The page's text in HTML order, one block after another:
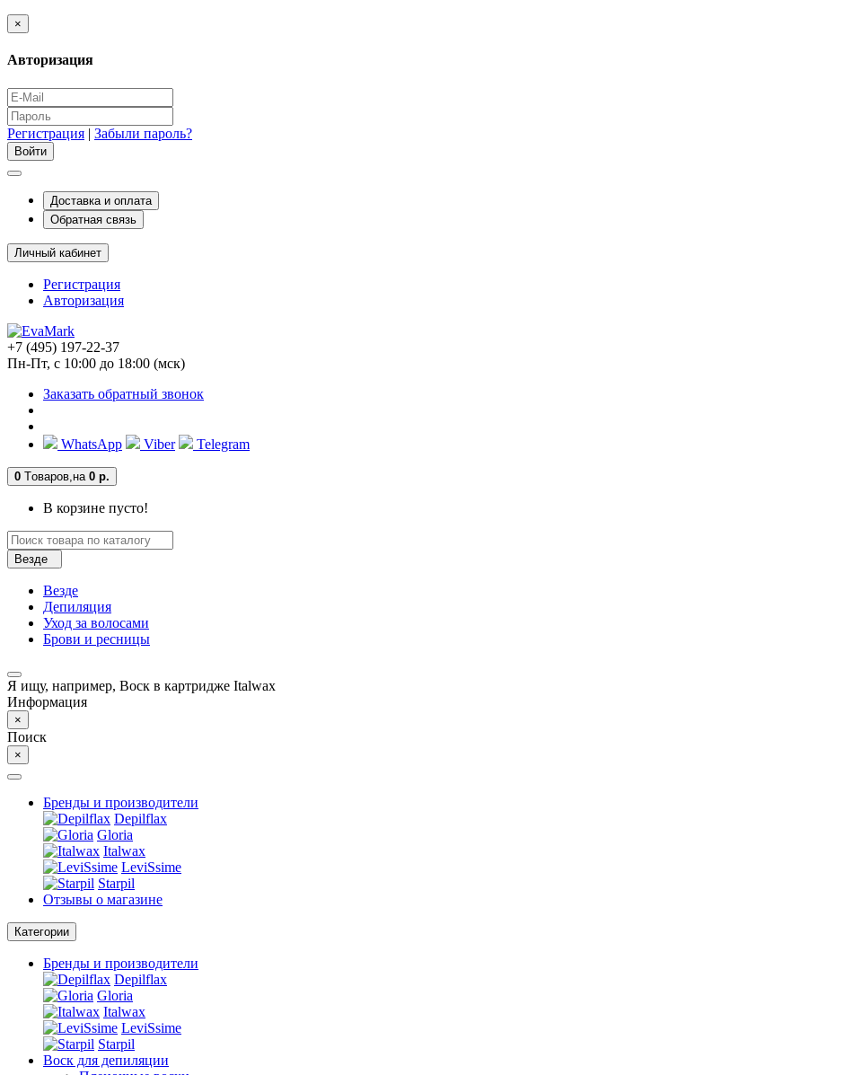
×
Авторизация
Регистрация | Забыли пароль?
Доставка и оплата
Обратная связь
Личный кабинет
Регистрация
Авторизация
+7 (495) 197-22-37
Пн-Пт, с 10:00 до 18:00 (мск)
Заказать обратный звонок
WhatsApp Viber Telegram
0 Tоваров, на 0 р.
В корзине пусто!
Везде
Везде
Депиляция
Уход за волосами
Брови и ресницы
Я ищу, например, Воск в картридже Italwax
Информация
×
Поиск
×
Бренды и производители
Depilflax
Gloria
Italwax
LeviSsime
Starpil
Отзывы о магазине
Категории
Бренды и производители
Depilflax
Gloria
Italwax
LeviSsime
Starpil
Воск для депиляции